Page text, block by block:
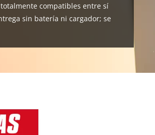
compatibles entre sí
sin batería ni cargador; se